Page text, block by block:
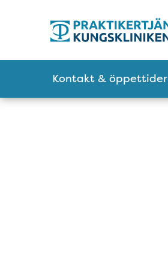
Kontakt & öppettider